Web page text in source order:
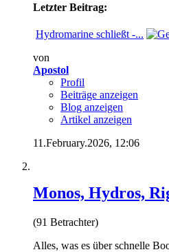
Letzter Beitrag:
Hydromarine schließt -...
von
Apostol
Profil
Beiträge anzeigen
Blog anzeigen
Artikel anzeigen
11.February.2026, 12:06
Monos, Hydros,
(91 Betrachter)
Alles, was es über schnelle